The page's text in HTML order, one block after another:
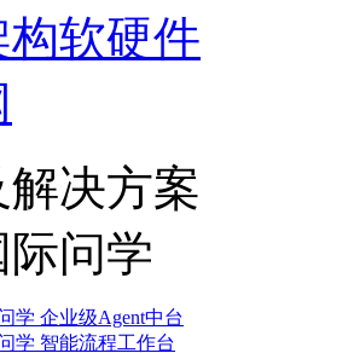
软硬件
解决方案
问学
学 企业级Agent中台
学 智能流程工作台